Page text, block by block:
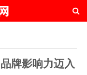
牌影响力迈入